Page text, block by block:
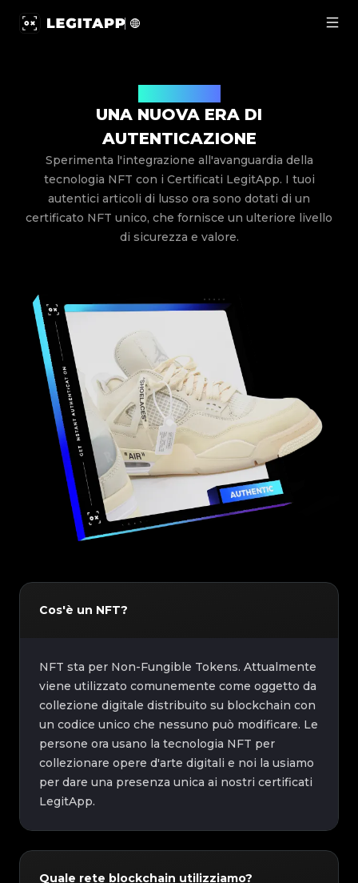
UNA NUOVA ERA DI
AUTENTICAZIONE
Sperimenta l'integrazione all'avanguardia della
tecnologia NFT con i Certificati LegitApp. I tuoi
autentici articoli di lusso ora sono dotati di un
certificato NFT unico, che fornisce un ulteriore livello
di sicurezza e valore.
Cos'è un NFT?
NFT sta per Non-Fungible Tokens. Attualmente
viene utilizzato comunemente come oggetto da
collezione digitale distribuito su blockchain con
un codice unico che nessuno può modificare. Le
persone ora usano la tecnologia NFT per
collezionare opere d'arte digitali e noi la usiamo
per dare una presenza unica ai nostri certificati
LegitApp.
Quale rete blockchain utilizziamo?